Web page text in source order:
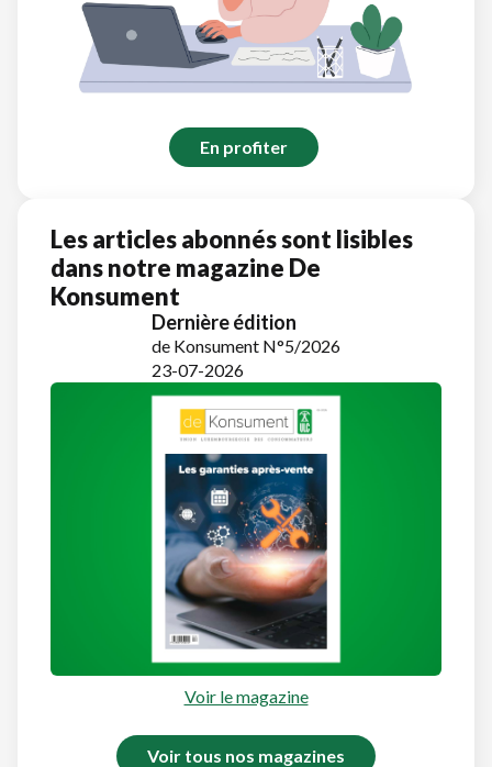
En profiter
Les articles abonnés sont lisibles
dans notre magazine De
Konsument
Dernière édition
de Konsument N°5/2026
23-07-2026
Voir le magazine
Voir tous nos magazines